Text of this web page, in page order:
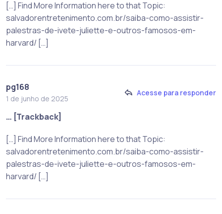
[…] Find More Information here to that Topic:
salvadorentretenimento.com.br/saiba-como-assistir-
palestras-de-ivete-juliette-e-outros-famosos-em-
harvard/ […]
pg168
1 de junho de 2025
Acesse para responder
… [Trackback]
[…] Find More Information here to that Topic:
salvadorentretenimento.com.br/saiba-como-assistir-
palestras-de-ivete-juliette-e-outros-famosos-em-
harvard/ […]